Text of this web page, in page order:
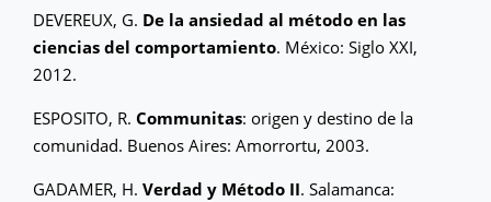
DEVEREUX, G. De la ansiedad al método en las
ciencias del comportamiento. México: Siglo XXI,
2012.
ESPOSITO, R. Communitas: origen y destino de la
comunidad. Buenos Aires: Amorrortu, 2003.
GADAMER, H. Verdad y Método II. Salamanca: